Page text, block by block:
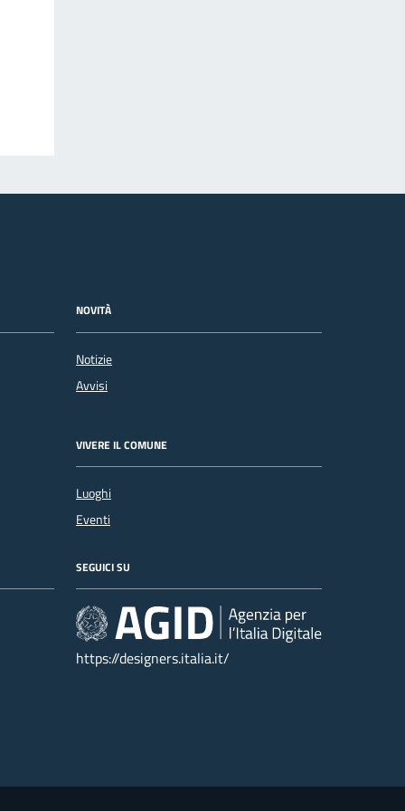
NOVITÀ
Notizie
Avvisi
VIVERE IL COMUNE
Luoghi
Eventi
SEGUICI SU
https://designers.italia.it/